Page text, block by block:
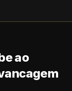
ao